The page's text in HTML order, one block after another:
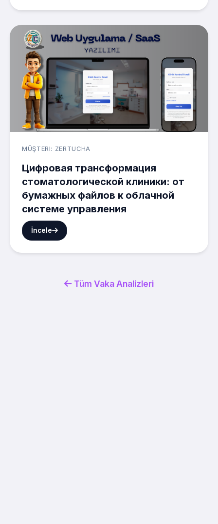
MÜŞTERI: ZERTUCHA
Цифровая трансформация
стоматологической клиники: от
бумажных файлов к облачной
системе управления
İncele
Tüm Vaka Analizleri